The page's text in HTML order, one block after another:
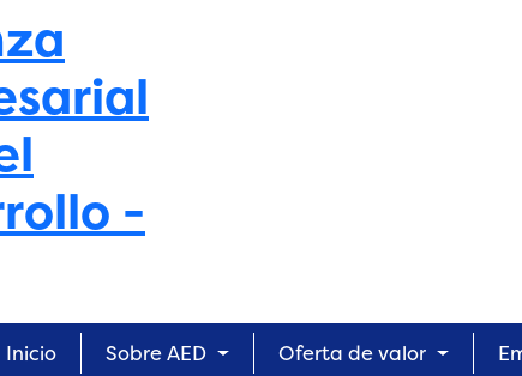
navigation
Inicio Sobre AED Oferta de valor